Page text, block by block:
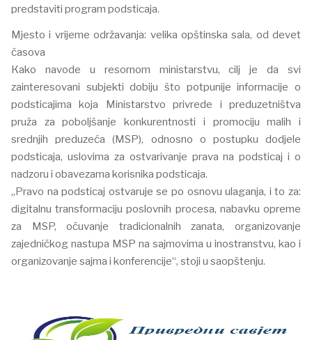
predstaviti program podsticaja.
Mjesto i vrijeme održavanja: velika opštinska sala, od devet
časova
Кako navode u resornom ministarstvu, cilj je da svi
zainteresovani subjekti dobiju što potpunije informacije o
podsticajima koja Ministarstvo privrede i preduzetništva
pruža za poboljšanje konkurentnosti i promociju malih i
srednjih preduzeća (MSP), odnosno o postupku dodjele
podsticaja, uslovima za ostvarivanje prava na podsticaj i o
nadzoru i obavezama korisnika podsticaja.
„Pravo na podsticaj ostvaruje se po osnovu ulaganja, i to za:
digitalnu transformaciju poslovnih procesa, nabavku opreme
za MSP, očuvanje tradicionalnih zanata, organizovanje
zajedničkog nastupa MSP na sajmovima u inostranstvu, kao i
organizovanje sajma i konferencije“, stoji u saopštenju.